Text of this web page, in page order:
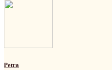
Petra